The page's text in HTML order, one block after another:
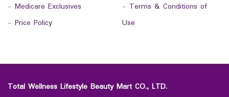
- Medicare Exclusives
- Price Policy
- Terms & Conditions of
Use
Total Wellness Lifestyle Beauty Mart CO., LTD.